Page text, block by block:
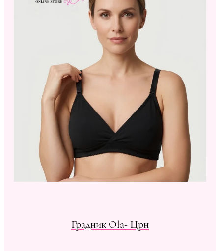
Градник Ola- Црн